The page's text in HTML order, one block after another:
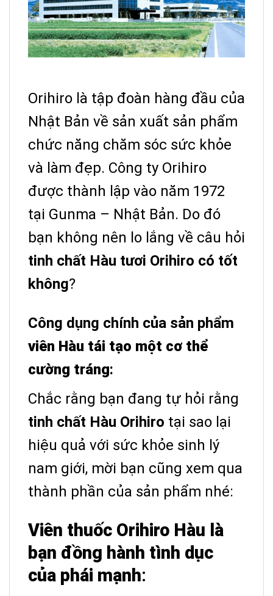
Orihiro là tập đoàn hàng đầu của
Nhật Bản về sản xuất sản phẩm
chức năng chăm sóc sức khỏe
và làm đẹp. Công ty Orihiro
được thành lập vào năm 1972
tại Gunma – Nhật Bản. Do đó
bạn không nên lo lắng về câu hỏi
tinh chất Hàu tươi Orihiro có tốt
không?
Công dụng chính của sản phẩm
viên Hàu tái tạo một cơ thể
cường tráng:
Chắc rằng bạn đang tự hỏi rằng
tinh chất Hàu Orihiro tại sao lại
hiệu quả với sức khỏe sinh lý
nam giới, mời bạn cũng xem qua
thành phần của sản phẩm nhé:
Viên thuốc Orihiro Hàu là
bạn đồng hành tình dục
của phái mạnh: